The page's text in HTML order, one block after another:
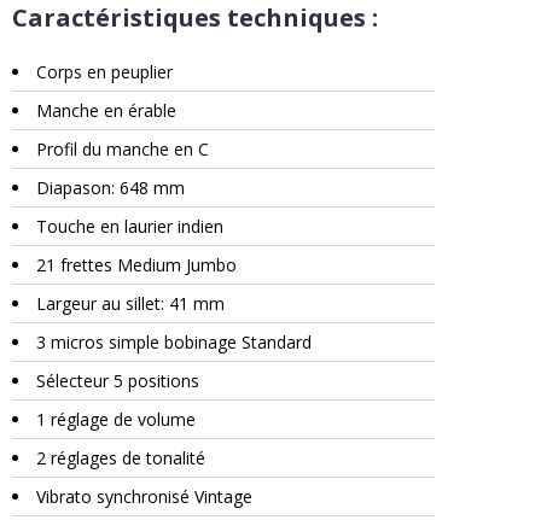
Caractéristiques techniques :
Corps en peuplier
Manche en érable
Profil du manche en C
Diapason: 648 mm
Touche en laurier indien
21 frettes Medium Jumbo
Largeur au sillet: 41 mm
3 micros simple bobinage Standard
Sélecteur 5 positions
1 réglage de volume
2 réglages de tonalité
Vibrato synchronisé Vintage